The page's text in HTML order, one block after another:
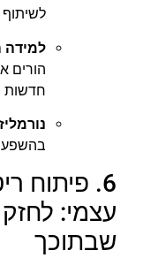
לשיתוף
למידה
הורים
חדשות
6. פיתוח
עצמי:
שבתוכך